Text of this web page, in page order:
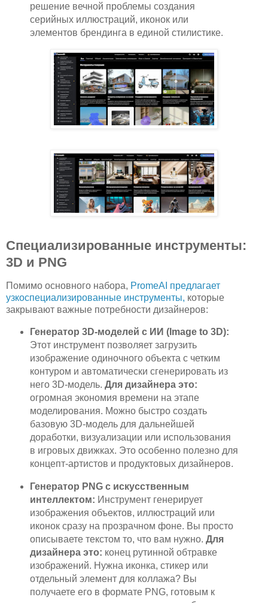
решение вечной проблемы создания
серийных иллюстраций, иконок или
элементов брендинга в единой стилистике.
Специализированные инструменты:
3D и PNG
Помимо основного набора, PromeAI предлагает
узкоспециализированные инструменты, которые
закрывают важные потребности дизайнеров:
Генератор 3D-моделей с ИИ (Image to 3D):
Этот инструмент позволяет загрузить
изображение одиночного объекта с четким
контуром и автоматически сгенерировать из
него 3D-модель. Для дизайнера это:
огромная экономия времени на этапе
моделирования. Можно быстро создать
базовую 3D-модель для дальнейшей
доработки, визуализации или использования
в игровых движках. Это особенно полезно для
концепт-артистов и продуктовых дизайнеров.
Генератор PNG с искусственным
интеллектом: Инструмент генерирует
изображения объектов, иллюстраций или
иконок сразу на прозрачном фоне. Вы просто
описываете текстом то, что вам нужно. Для
дизайнера это: конец рутинной обтравке
изображений. Нужна иконка, стикер или
отдельный элемент для коллажа? Вы
получаете его в формате PNG, готовым к